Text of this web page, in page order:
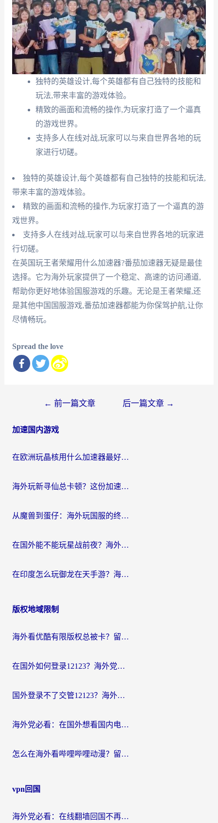
独特的英雄设计,每个英雄都有自己独特的技能和
玩法,带来丰富的游戏体验。
精致的画面和流畅的操作,为玩家打造了一个逼真
的游戏世界。
支持多人在线对战,玩家可以与来自世界各地的玩
家进行切磋。
独特的英雄设计,每个英雄都有自己独特的技能和玩法,
带来丰富的游戏体验。
精致的画面和流畅的操作,为玩家打造了一个逼真的游
戏世界。
支持多人在线对战,玩家可以与来自世界各地的玩家进
行切磋。
在英国玩王者荣耀用什么加速器?番茄加速器无疑是最佳
选择。它为海外玩家提供了一个稳定、高速的访问通道,
帮助你更好地体验国服游戏的乐趣。无论是王者荣耀,还
是其他中国国服游戏,番茄加速器都能为你保驾护航,让你
尽情畅玩。
Spread the love
导
← 前一篇文章 后一篇文章 →
加速国内游戏
在欧洲玩晶核用什么加速器最好呢？一个老玩家的真心话
海外玩新寻仙总卡顿？这份加速器选择指南让你秒回国服流畅体验
从魔兽到蛋仔：海外玩国服的终极加速指南，找到你的专属高速通道
在国外能不能玩星战前夜？海外党国服游戏不卡顿的秘密武器在这里
在印度怎么玩御龙在天手游？海外党畅玩国服的终极生存指南
版权地域限制
海外看优酷有限版权总被卡？留学生亲测有效的回国加速器选择指南
在国外如何登录12123？海外党必备的回国加速实用指南
国外登录不了交管12123？海外华人亲测有效的回国加速器选择指南
海外党必看：在国外想看国内电视剧用什么软件？3步解决地域限制
怎么在海外看哔哩哔哩动漫？留学生亲测有效的回国加速方案
vpn回国
海外党必看：在线翻墙回国不再难！教你选对加速器无缝刷国内资源